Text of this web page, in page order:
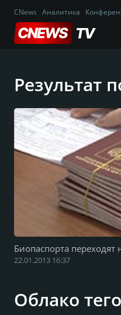
CNews Аналитика
Результат
Биопаспорта
22.01.2013 16:37
Облако